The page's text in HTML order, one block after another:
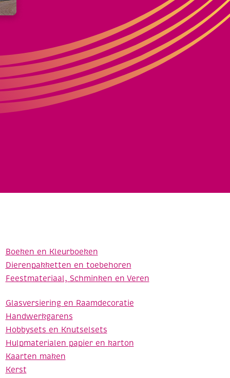
Boeken en Kleurboeken
Dierenpakketten en toebehoren
Feestmateriaal, Schminken en Veren
Glasversiering en Raamdecoratie
Handwerkgarens
Hobbysets en Knutselsets
Hulpmaterialen papier en karton
Kaarten maken
Kerst